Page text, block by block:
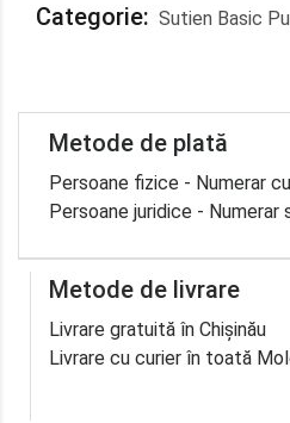
Categorie: Sutien Basic
Metode de plată
Persoane fizice - Numerar
Persoane juridice - Numerar
Metode de livrare
Livrare gratuită în Chișinău
Livrare cu curier în toată